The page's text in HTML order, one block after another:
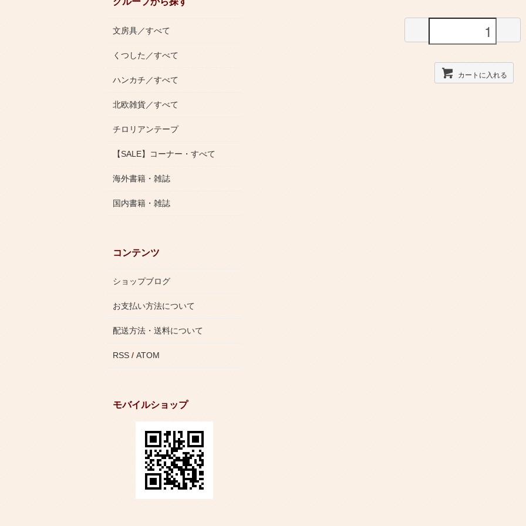
カートに入れる
文房具／すべて
くつした／すべて
ハンカチ／すべて
北欧雑貨／すべて
チロリアンテープ
【SALE】コーナー・すべて
海外書籍・雑誌
国内書籍・雑誌
コンテンツ
ショップブログ
お支払い方法について
配送方法・送料について
RSS /ATOM
モバイルショップ